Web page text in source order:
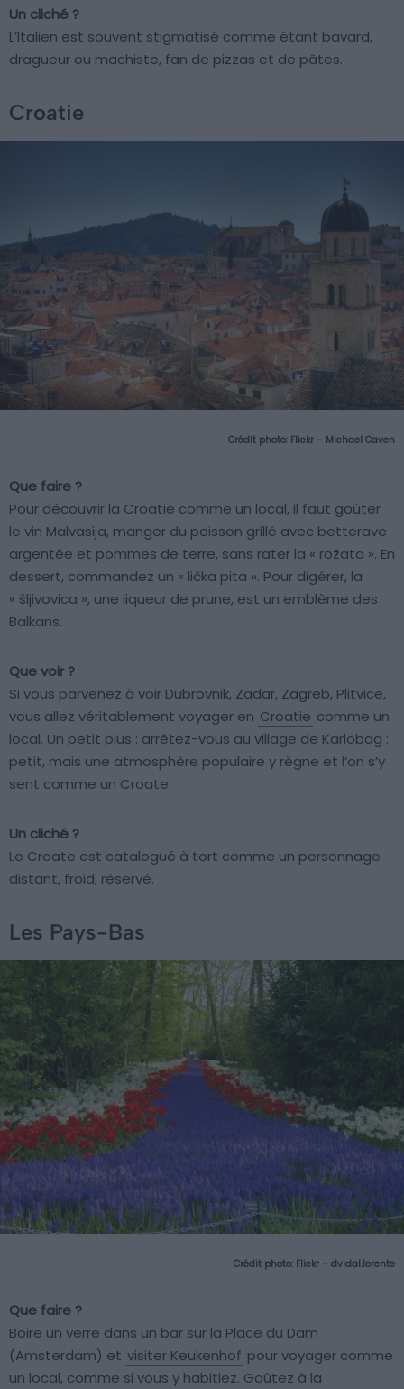
Un cliché ?
L’Italien est souvent stigmatisé comme étant bavard,
dragueur ou machiste, fan de pizzas et de pâtes.
Croatie
Crédit photo: Flickr – Michael Caven
Que faire ?
Pour découvrir la Croatie comme un local, il faut goûter
le vin Malvasija, manger du poisson grillé avec betterave
argentée et pommes de terre, sans rater la « rožata ». En
dessert, commandez un « lička pita ». Pour digérer, la
« šljivovica », une liqueur de prune, est un emblème des
Balkans.
Que voir ?
Si vous parvenez à voir Dubrovnik, Zadar, Zagreb, Plitvice,
vous allez véritablement voyager en Croatie comme un
local. Un petit plus : arrêtez-vous au village de Karlobag :
petit, mais une atmosphère populaire y règne et l’on s’y
sent comme un Croate.
Un cliché ?
Le Croate est catalogué à tort comme un personnage
distant, froid, réservé.
Les Pays-Bas
Crédit photo: Flickr – dvidal.lorente
Que faire ?
Boire un verre dans un bar sur la Place du Dam
(Amsterdam) et visiter Keukenhof pour voyager comme
un local, comme si vous y habitiez. Goûtez à la